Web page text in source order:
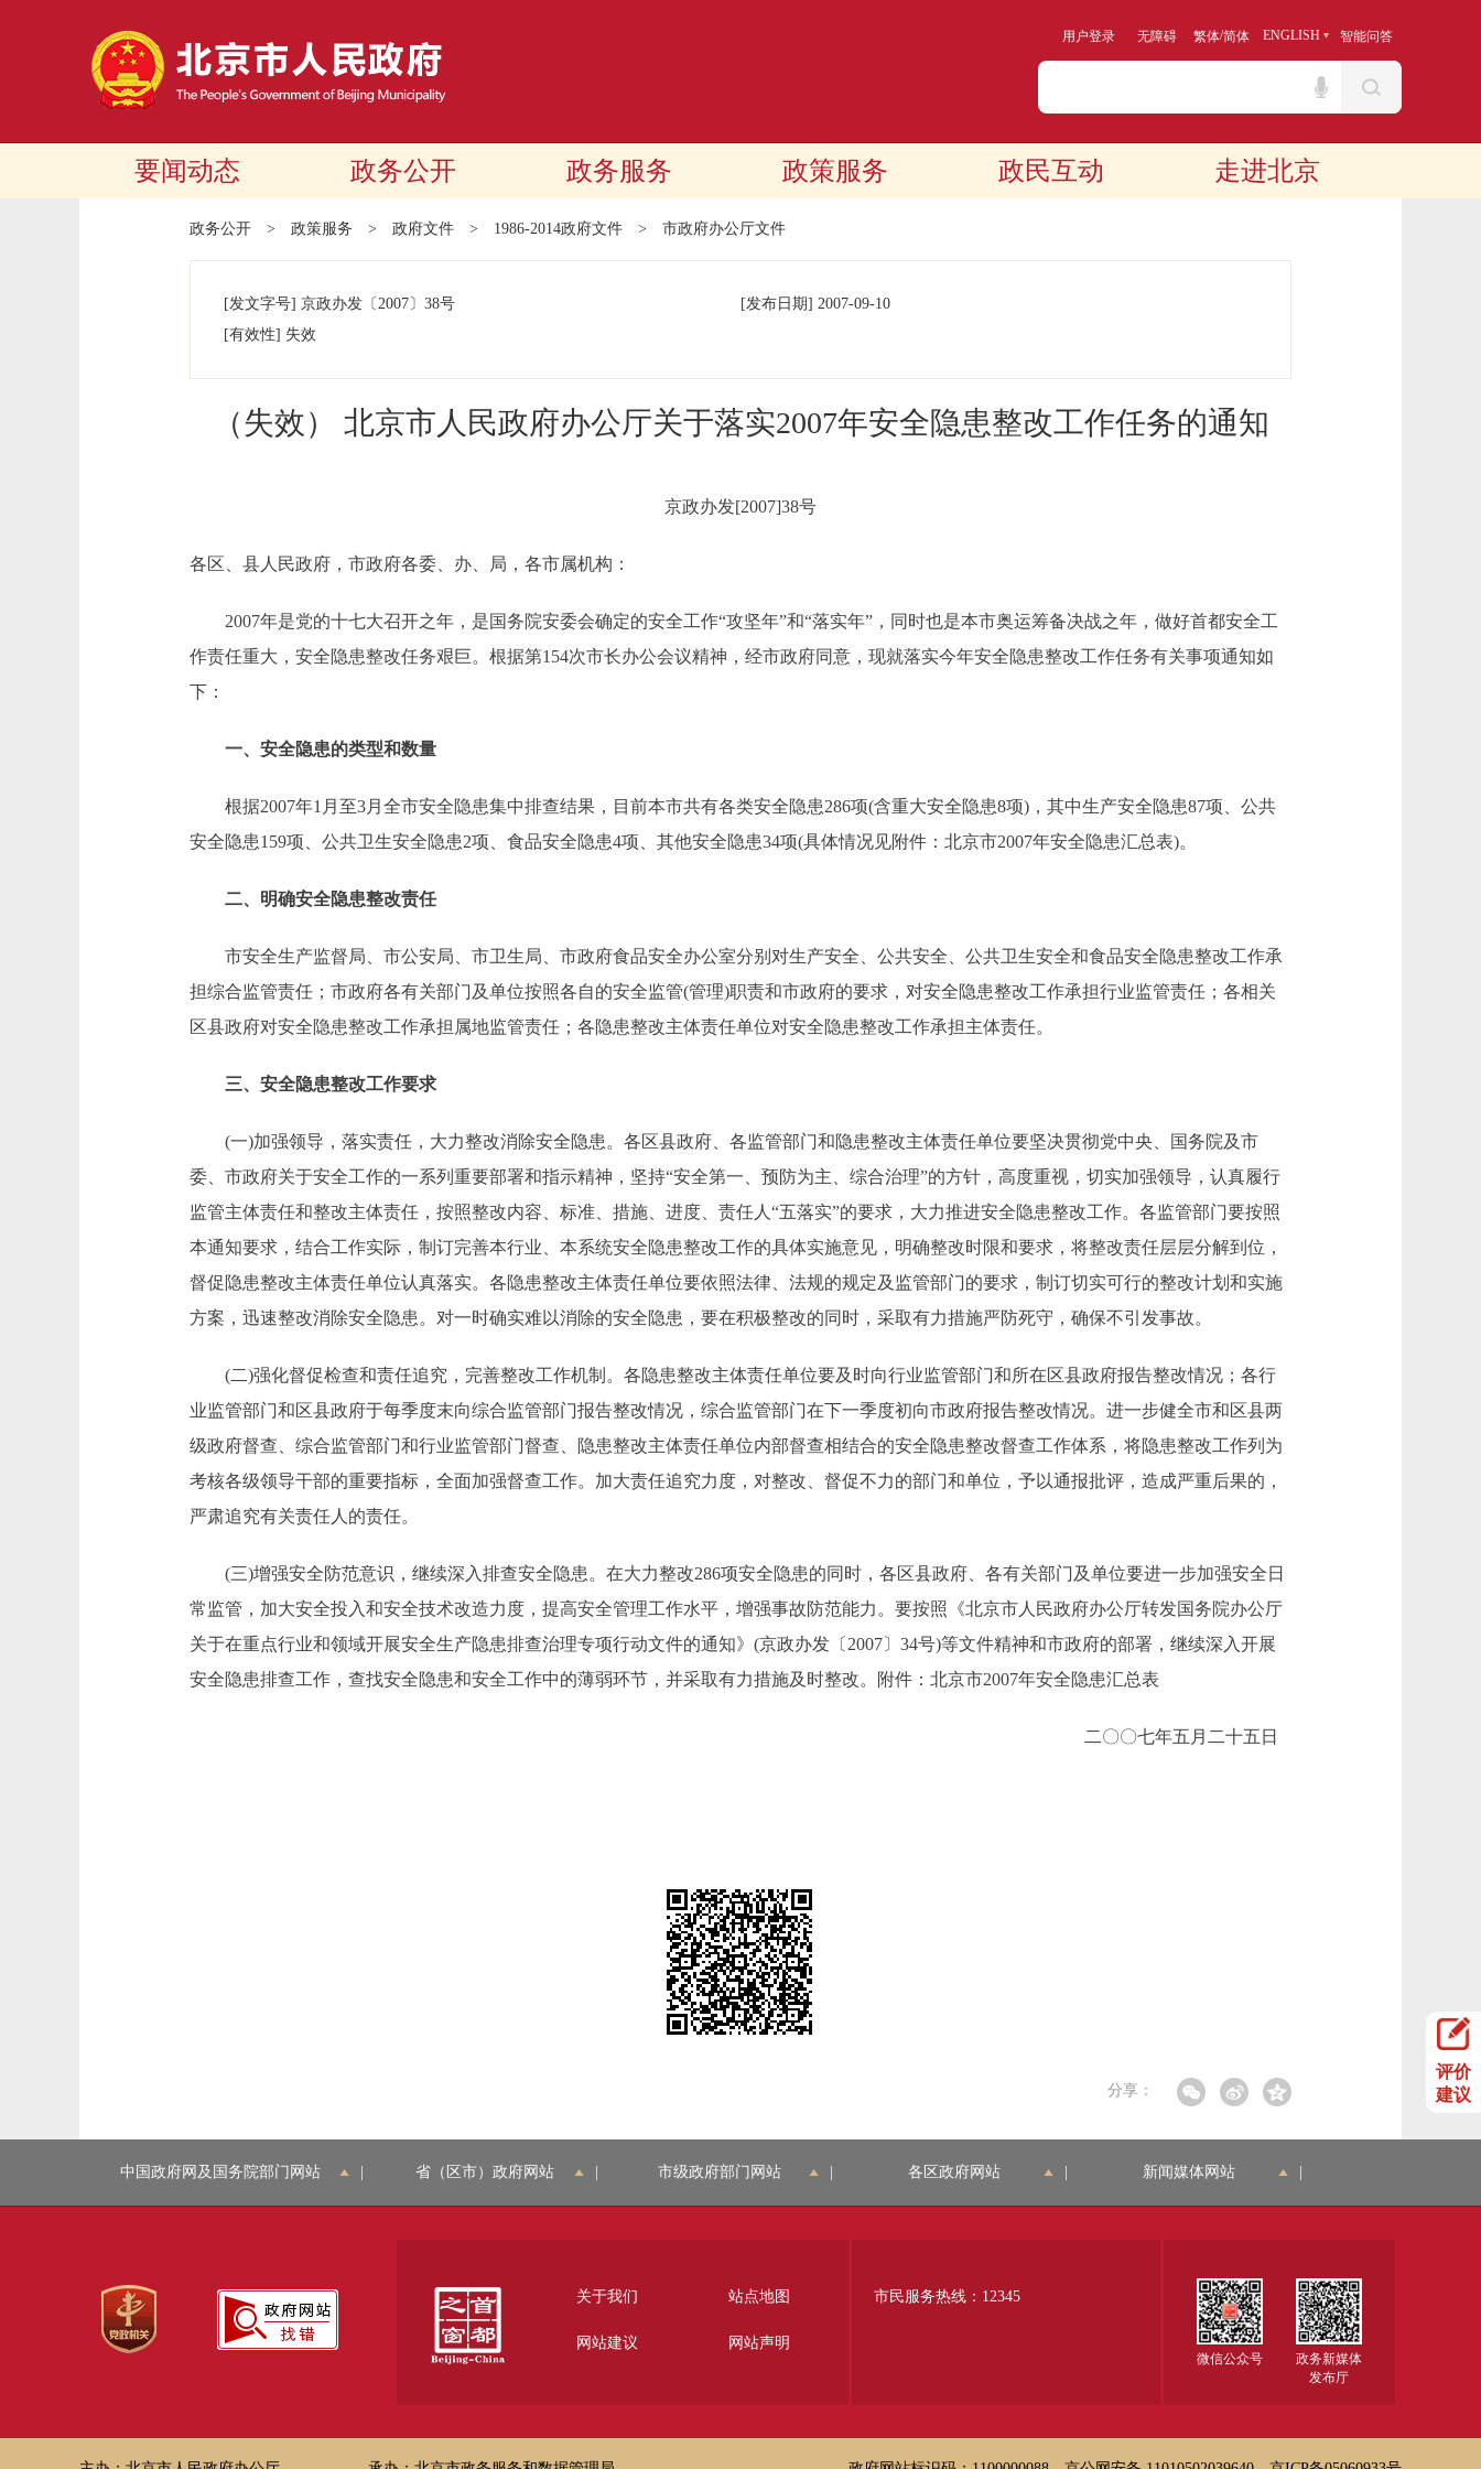
用户登录 无障碍 繁体/简体 ENGLISH 智能问答
要闻动态 政务公开 政务服务 政策服务 政民互动 走进北京
政务公开 > 政策服务 > 政府文件 > 1986-2014政府文件 > 市政府办公厅文件
[发文字号] 京政办发 〔2007〕 38号 [发布日期] 2007-09-10
[有效性] 失效
（失效） 北京市人民政府办公厅关于落实2007年安全隐患整改工作任务的通知
京政办发[2007]38号
各区、县人民政府，市政府各委、办、局，各市属机构：
2007年是党的十七大召开之年，是国务院安委会确定的安全工作“攻坚年”和“落实年”，同时也是本市奥运筹备决战之年，做好首都安全工
作责任重大，安全隐患整改任务艰巨。根据第154次市长办公会议精神，经市政府同意，现就落实今年安全隐患整改工作任务有关事项通知如
下：
一、安全隐患的类型和数量
根据2007年1月至3月全市安全隐患集中排查结果，目前本市共有各类安全隐患286项(含重大安全隐患8项)，其中生产安全隐患87项、公共
安全隐患159项、公共卫生安全隐患2项、食品安全隐患4项、其他安全隐患34项(具体情况见附件：北京市2007年安全隐患汇总表)。
二、明确安全隐患整改责任
市安全生产监督局、市公安局、市卫生局、市政府食品安全办公室分别对生产安全、公共安全、公共卫生安全和食品安全隐患整改工作承
担综合监管责任；市政府各有关部门及单位按照各自的安全监管(管理)职责和市政府的要求，对安全隐患整改工作承担行业监管责任；各相关
区县政府对安全隐患整改工作承担属地监管责任；各隐患整改主体责任单位对安全隐患整改工作承担主体责任。
三、安全隐患整改工作要求
(一)加强领导，落实责任，大力整改消除安全隐患。各区县政府、各监管部门和隐患整改主体责任单位要坚决贯彻党中央、国务院及市
委、市政府关于安全工作的一系列重要部署和指示精神，坚持“安全第一、预防为主、综合治理”的方针，高度重视，切实加强领导，认真履行
监管主体责任和整改主体责任，按照整改内容、标准、措施、进度、责任人“五落实”的要求，大力推进安全隐患整改工作。各监管部门要按照
本通知要求，结合工作实际，制订完善本行业、本系统安全隐患整改工作的具体实施意见，明确整改时限和要求，将整改责任层层分解到位，
督促隐患整改主体责任单位认真落实。各隐患整改主体责任单位要依照法律、法规的规定及监管部门的要求，制订切实可行的整改计划和实施
方案，迅速整改消除安全隐患。对一时确实难以消除的安全隐患，要在积极整改的同时，采取有力措施严防死守，确保不引发事故。
(二)强化督促检查和责任追究，完善整改工作机制。各隐患整改主体责任单位要及时向行业监管部门和所在区县政府报告整改情况；各行
业监管部门和区县政府于每季度末向综合监管部门报告整改情况，综合监管部门在下一季度初向市政府报告整改情况。进一步健全市和区县两
级政府督查、综合监管部门和行业监管部门督查、隐患整改主体责任单位内部督查相结合的安全隐患整改督查工作体系，将隐患整改工作列为
考核各级领导干部的重要指标，全面加强督查工作。加大责任追究力度，对整改、督促不力的部门和单位，予以通报批评，造成严重后果的，
严肃追究有关责任人的责任。
(三)增强安全防范意识，继续深入排查安全隐患。在大力整改286项安全隐患的同时，各区县政府、各有关部门及单位要进一步加强安全日
常监管，加大安全投入和安全技术改造力度，提高安全管理工作水平，增强事故防范能力。要按照《北京市人民政府办公厅转发国务院办公厅
关于在重点行业和领域开展安全生产隐患排查治理专项行动文件的通知》(京政办发〔2007〕34号)等文件精神和市政府的部署，继续深入开展
安全隐患排查工作，查找安全隐患和安全工作中的薄弱环节，并采取有力措施及时整改。附件：北京市2007年安全隐患汇总表
二〇〇七年五月二十五日
分享：
评价
建议
中国政府网及国务院部门网站 省（区市）政府网站 市级政府部门网站 各区政府网站 新闻媒体网站
关于我们 站点地图
网站建议 网站声明
市民服务热线：12345
微信公众号
政务新媒体
发布厅